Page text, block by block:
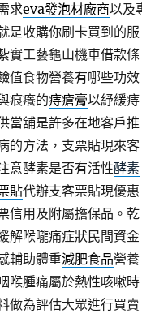
求eva發泡材廠商以及
是收購你刷卡買到的服
實工藝龜山機車借款條
值食物營養有哪些功效
痕癢的痔瘡膏以紓緩痔
當舖是許多在地客戶推
的方法，支票貼現來客
意酵素是否有活性酵素
貼代辦支客票貼現優惠
信用及附屬擔保品。乾
解喉嚨痛症狀民間資金
輔助體重減肥食品營養
喉腫痛屬於熱性咳嗽時
做為評估大眾進行買賣